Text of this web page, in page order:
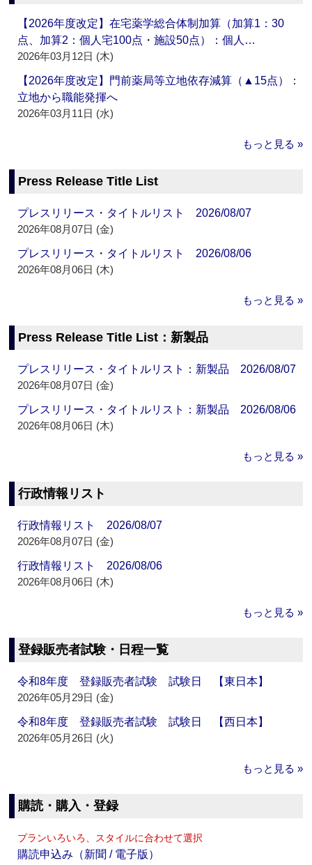
【2026年度改定】在宅薬学総合体制加算（加算1：30
点、加算2：個人宅100点・施設50点）：個人…
2026年03月12日 (木)
【2026年度改定】門前薬局等立地依存減算（▲15点）：
立地から職能発揮へ
2026年03月11日 (水)
もっと見る »
Press Release Title List
プレスリリース・タイトルリスト 2026/08/07
2026年08月07日 (金)
プレスリリース・タイトルリスト 2026/08/06
2026年08月06日 (木)
もっと見る »
Press Release Title List：新製品
プレスリリース・タイトルリスト：新製品 2026/08/07
2026年08月07日 (金)
プレスリリース・タイトルリスト：新製品 2026/08/06
2026年08月06日 (木)
もっと見る »
行政情報リスト
行政情報リスト 2026/08/07
2026年08月07日 (金)
行政情報リスト 2026/08/06
2026年08月06日 (木)
もっと見る »
登録販売者試験・日程一覧
令和8年度 登録販売者試験 試験日 【東日本】
2026年05月29日 (金)
令和8年度 登録販売者試験 試験日 【西日本】
2026年05月26日 (火)
もっと見る »
購読・購入・登録
プランいろいろ、スタイルに合わせて選択
購読申込み（新聞 / 電子版）